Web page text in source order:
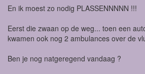
En ik moest zo nodig PLASSENNNNN !!!
Eerst die zwaan op de weg... toen een
kwamen ook nog 2 ambulances over de
Ben je nog natgeregend vandaag ?